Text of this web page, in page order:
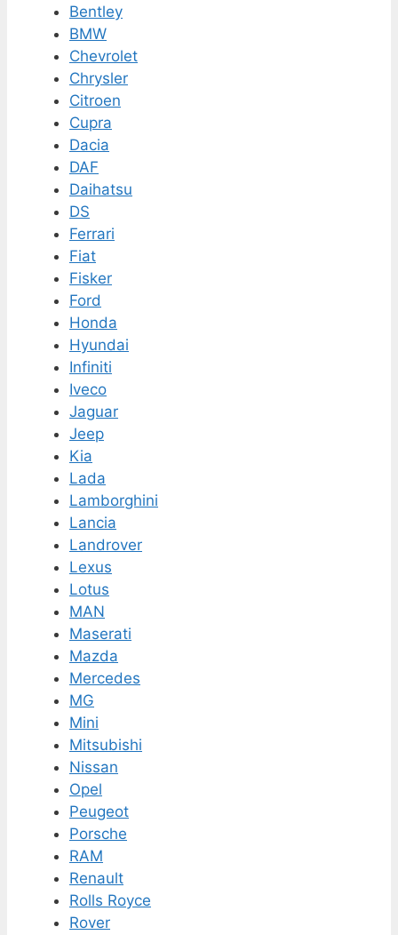
Bentley
BMW
Chevrolet
Chrysler
Citroen
Cupra
Dacia
DAF
Daihatsu
DS
Ferrari
Fiat
Fisker
Ford
Honda
Hyundai
Infiniti
Iveco
Jaguar
Jeep
Kia
Lada
Lamborghini
Lancia
Landrover
Lexus
Lotus
MAN
Maserati
Mazda
Mercedes
MG
Mini
Mitsubishi
Nissan
Opel
Peugeot
Porsche
RAM
Renault
Rolls Royce
Rover